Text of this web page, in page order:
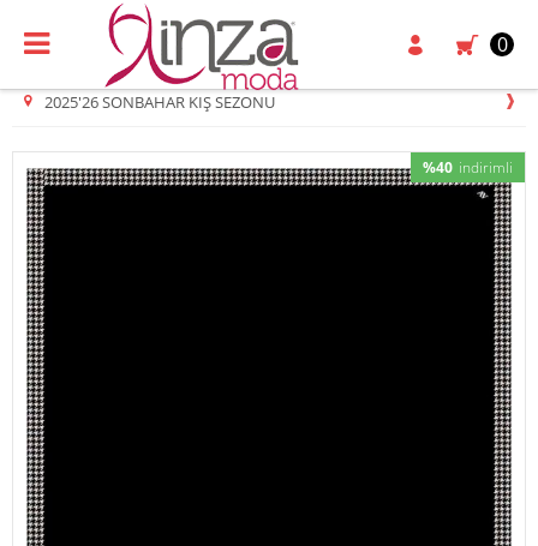
0
2025'26 SONBAHAR KIŞ SEZONU
%40 indirimli